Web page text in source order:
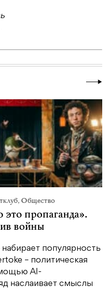
,Общество
пропаганда».
войны
популярность
– политическая
AI-
наслаивает смыслы